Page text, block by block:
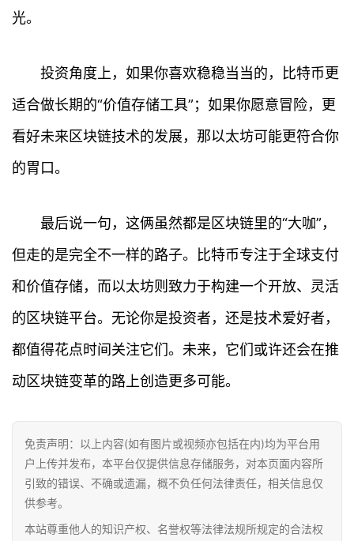
页
情
题
科
光。
投资角度上，如果你喜欢稳稳当当的，比特币更
适合做长期的“价值存储工具”；如果你愿意冒险，更
看好未来区块链技术的发展，那以太坊可能更符合你
的胃口。
最后说一句，这俩虽然都是区块链里的“大咖”，
但走的是完全不一样的路子。比特币专注于全球支付
和价值存储，而以太坊则致力于构建一个开放、灵活
的区块链平台。无论你是投资者，还是技术爱好者，
都值得花点时间关注它们。未来，它们或许还会在推
动区块链变革的路上创造更多可能。
免责声明：以上内容(如有图片或视频亦包括在内)均为平台用
户上传并发布，本平台仅提供信息存储服务，对本页面内容所
引致的错误、不确或遗漏，概不负任何法律责任，相关信息仅
供参考。
本站尊重他人的知识产权、名誉权等法律法规所规定的合法权